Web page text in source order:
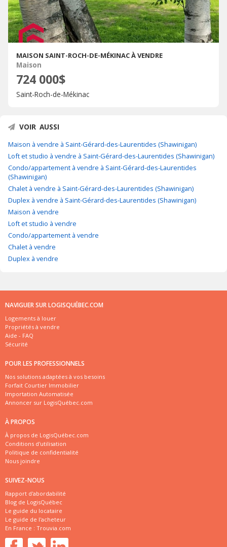
MAISON SAINT-ROCH-DE-MÉKINAC À VENDRE
Maison
724 000$
Saint-Roch-de-Mékinac
VOIR AUSSI
Maison à vendre à Saint-Gérard-des-Laurentides (Shawinigan)
Loft et studio à vendre à Saint-Gérard-des-Laurentides (Shawinigan)
Condo/appartement à vendre à Saint-Gérard-des-Laurentides
(Shawinigan)
Chalet à vendre à Saint-Gérard-des-Laurentides (Shawinigan)
Duplex à vendre à Saint-Gérard-des-Laurentides (Shawinigan)
Maison à vendre
Loft et studio à vendre
Condo/appartement à vendre
Chalet à vendre
Duplex à vendre
NAVIGUER SUR LOGISQUÉBEC.COM
Logements à louer
Propriétés à vendre
Aide - FAQ
Sécurité
POUR LES PROFESSIONNELS
Nos solutions adaptées à vos besoins
Forfait Courtier Immobilier
Importation Automatisée
Annoncer sur LogisQuébec.com
À PROPOS
À propos de LogisQuébec.com
Conditions d'utilisation
Politique de confidentialité
Nous joindre
SUIVEZ-NOUS
Rapport d'abordabilité
Blog de LogisQuébec
Le guide du locataire
Le guide de l'acheteur
En France : Trouvia.com